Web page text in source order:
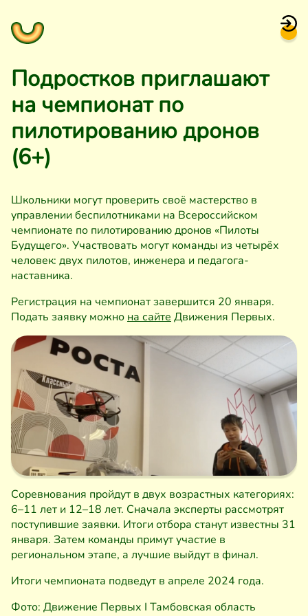
Подростков приглашают
на чемпионат по
пилотированию дронов
(6+)
Школьники могут проверить своё мастерство в
управлении беспилотниками на Всероссийском
чемпионате по пилотированию дронов «Пилоты
Будущего». Участвовать могут команды из четырёх
человек: двух пилотов, инженера и педагога-
наставника.
Регистрация на чемпионат завершится 20 января.
Подать заявку можно на сайте Движения Первых.
Соревнования пройдут в двух возрастных категориях:
6–11 лет и 12–18 лет. Сначала эксперты рассмотрят
поступившие заявки. Итоги отбора станут известны 31
января. Затем команды примут участие в
региональном этапе, а лучшие выйдут в финал.
Итоги чемпионата подведут в апреле 2024 года.
Фото: Движение Первых I Тамбовская область